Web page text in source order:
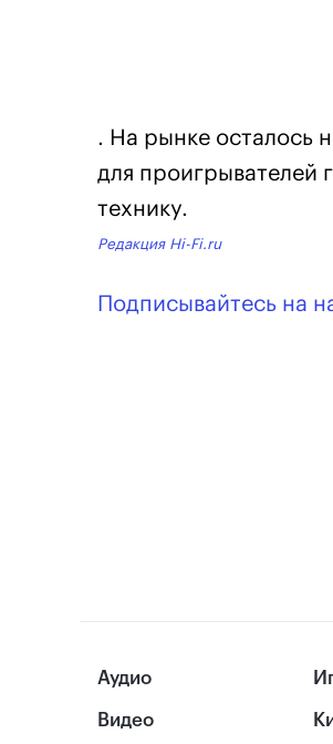
. На рынке осталось
для проигрывателей
технику.
Редакция Hi-Fi.ru
Подписывайтесь на
Аудио
Видео